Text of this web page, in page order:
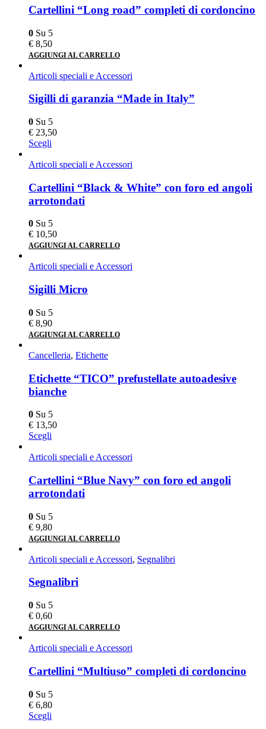
Cartellini “Long road” completi di cordoncino
0 Su 5
€ 8,50
AGGIUNGI AL CARRELLO
Articoli speciali e Accessori
Sigilli di garanzia “Made in Italy”
0 Su 5
€ 23,50
Scegli
Articoli speciali e Accessori
Cartellini “Black & White” con foro ed angoli
arrotondati
0 Su 5
€ 10,50
AGGIUNGI AL CARRELLO
Articoli speciali e Accessori
Sigilli Micro
0 Su 5
€ 8,90
AGGIUNGI AL CARRELLO
Cancelleria, Etichette
Etichette “TICO” prefustellate autoadesive
bianche
0 Su 5
€ 13,50
Scegli
Articoli speciali e Accessori
Cartellini “Blue Navy” con foro ed angoli
arrotondati
0 Su 5
€ 9,80
AGGIUNGI AL CARRELLO
Articoli speciali e Accessori, Segnalibri
Segnalibri
0 Su 5
€ 0,60
AGGIUNGI AL CARRELLO
Articoli speciali e Accessori
Cartellini “Multiuso” completi di cordoncino
0 Su 5
€ 6,80
Scegli